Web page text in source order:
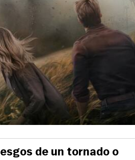
de un tornado o